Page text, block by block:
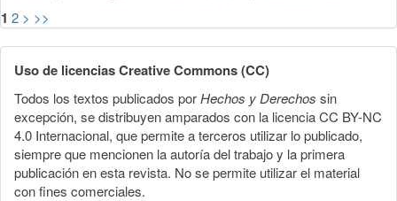
1 2 > >>
Uso de licencias Creative Commons (CC)
Todos los textos publicados porHechos y Derechos sin
excepción, se distribuyen amparados con la licencia CC BY-NC
4.0 Internacional, que permite a terceros utilizar lo publicado,
siempre que mencionen la autoría del trabajo y la primera
publicación en esta revista. No se permite utilizar el material
con fines comerciales.